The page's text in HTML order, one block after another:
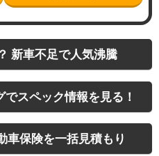
新車不足で人気沸騰
でスペック情報を見る！
車保険を一括見積もり